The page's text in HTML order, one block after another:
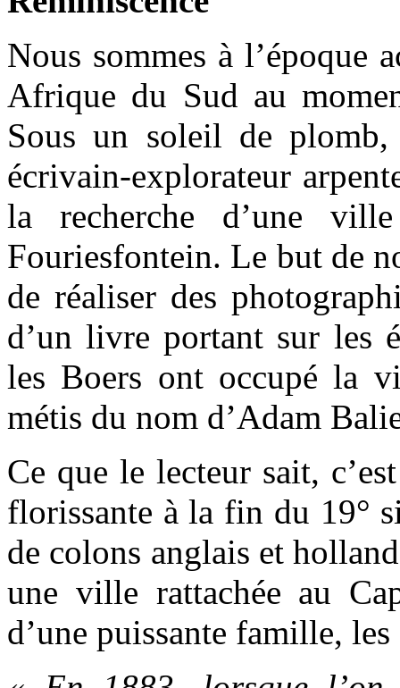
Nous sommes à l’époque
Afrique du Sud au
Sous un soleil de
écrivain-explorateur
la recherche d’une
Fouriesfontein. Le but de
de réaliser des
d’un livre portant sur les
les Boers ont occupé la
métis du nom d’Adam
Ce que le lecteur sait,
florissante à la fin du 19°
de colons anglais et
une ville rattachée au
d’une puissante famille,